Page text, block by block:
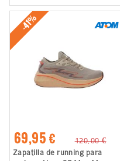
-41%
69,95 €
120,00 €
Zapatilla de running para